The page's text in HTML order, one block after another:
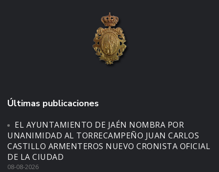
Últimas publicaciones
EL AYUNTAMIENTO DE JAÉN NOMBRA POR
UNANIMIDAD AL TORRECAMPEÑO JUAN CARLOS
CASTILLO ARMENTEROS NUEVO CRONISTA OFICIAL
DE LA CIUDAD
08-08-2026